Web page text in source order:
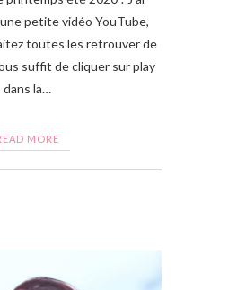
petite vidéo YouTube,
toutes les retrouver de
suffit de cliquer sur play
dans la…
MORE